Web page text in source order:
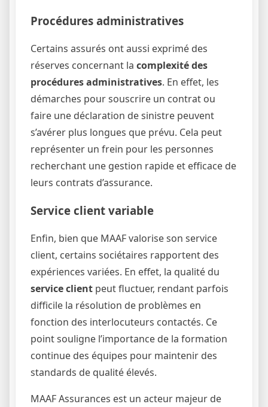
Procédures administratives
Certains assurés ont aussi exprimé des
réserves concernant la complexité des
procédures administratives. En effet, les
démarches pour souscrire un contrat ou
faire une déclaration de sinistre peuvent
s’avérer plus longues que prévu. Cela peut
représenter un frein pour les personnes
recherchant une gestion rapide et efficace de
leurs contrats d’assurance.
Service client variable
Enfin, bien que MAAF valorise son service
client, certains sociétaires rapportent des
expériences variées. En effet, la qualité du
service client peut fluctuer, rendant parfois
difficile la résolution de problèmes en
fonction des interlocuteurs contactés. Ce
point souligne l’importance de la formation
continue des équipes pour maintenir des
standards de qualité élevés.
MAAF Assurances est un acteur majeur de